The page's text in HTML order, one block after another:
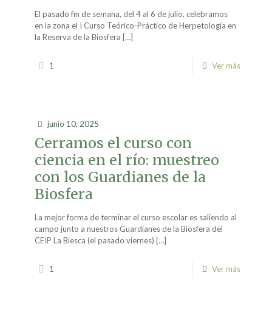
El pasado fin de semana, del 4 al 6 de julio, celebramos
en la zona el I Curso Teórico-Práctico de Herpetología en
la Reserva de la Biosfera […]
1 Ver más
junio 10, 2025
Cerramos el curso con
ciencia en el río: muestreo
con los Guardianes de la
Biosfera
La mejor forma de terminar el curso escolar es saliendo al
campo junto a nuestros Guardianes de la Biosfera del
CEIP La Biesca (el pasado viernes) […]
1 Ver más